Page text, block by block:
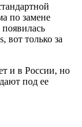
по замене
вот только за
и в России, но
под ее